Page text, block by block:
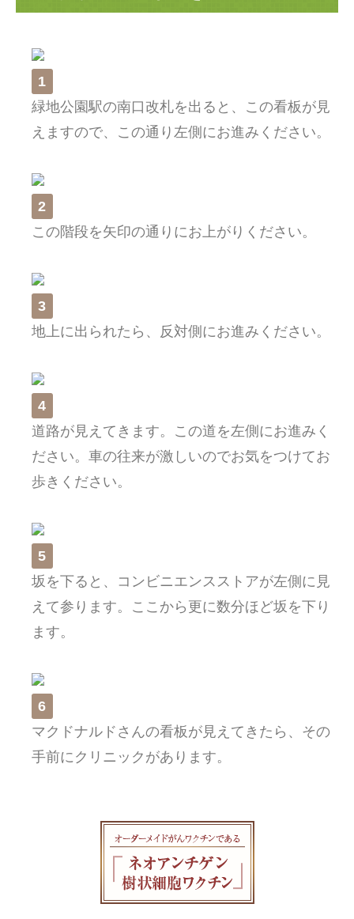
1
緑地公園駅の南口改札を出ると、この看板が見
えますので、この通り左側にお進みください。
2
この階段を矢印の通りにお上がりください。
3
地上に出られたら、反対側にお進みください。
4
道路が見えてきます。この道を左側にお進みく
ださい。車の往来が激しいのでお気をつけてお
歩きください。
5
坂を下ると、コンビニエンスストアが左側に見
えて参ります。ここから更に数分ほど坂を下り
ます。
6
マクドナルドさんの看板が見えてきたら、その
手前にクリニックがあります。